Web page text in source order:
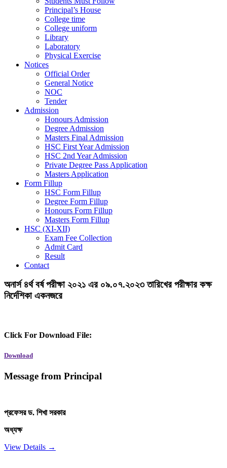
Principal’s House
College time
College uniform
Library
Laboratory
Physical Exercise
Notices
Official Order
General Notice
NOC
Tender
Admission
Honours Admission
Degree Admission
Masters Final Admission
HSC First Year Admission
HSC 2nd Year Admission
Private Degree Pass Application
Masters Application
Form Fillup
HSC Form Fillup
Degree Form Fillup
Honours Form Fillup
Masters Form Fillup
HSC (XI-XII)
Exam Fee Collection
Admit Card
Result
Contact
অনার্স ৪র্থ বর্ষ পরীক্ষা ২০২১ এর ০৯.০৭.২০২৩ তারিখের পরীক্ষার কক্ষ
নির্দেশিকা একনজরে
Click For Download File:
Download
Message from Principal
প্রফেসর ড. শিখা সরকার
অধ্যক্ষ
View Details →